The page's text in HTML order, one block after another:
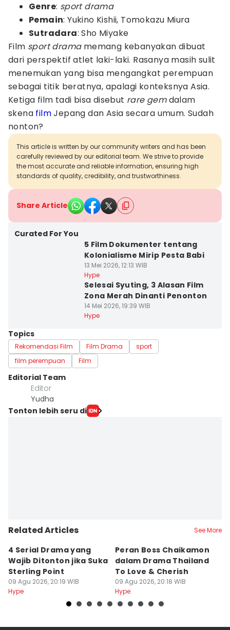
Genre: sport drama
Pemain: Yukino Kishii, Tomokazu Miura
Sutradara: Sho Miyake
Film sport dramamemang kebanyakan dibuat
dari perspektif atlet laki-laki. Rasanya masih sulit
menemukan yang bisa mengangkat perempuan
sebagai titik beratnya, apalagi konteksnya Asia.
Ketiga film tadi bisa disebut rare gemdalam
skena filmJepang dan Asia secara umum. Sudah
nonton?
This article is written by our community writers and has been
carefully reviewed by our editorial team. We strive to provide
the most accurate and reliable information, ensuring high
standards of quality, credibility, and trustworthiness.
Share Article
Curated For You
5 Film Dokumenter tentang
Kolonialisme Mirip Pesta Babi
13 Mei 2026, 12:13 WIB
Hype
Selesai Syuting, 3 Alasan Film
Zona Merah Dinanti Penonton
14 Mei 2026, 19:39 WIB
Hype
Topics
Rekomendasi Film Film Drama
sport
film perempuan
Film
Editorial Team
Editor
Yudha ‎
Tonton lebih seru di
Related Articles See More
4 Serial Drama yang
Wajib Ditonton jika Suka
Sterling Point
09 Agu 2026, 20:19 WIB
Hype
Peran Boss Chaikamon
dalam Drama Thailand
To Love & Cherish
09 Agu 2026, 20:18 WIB
Hype